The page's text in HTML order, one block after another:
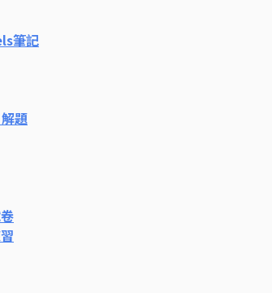
筆記
題